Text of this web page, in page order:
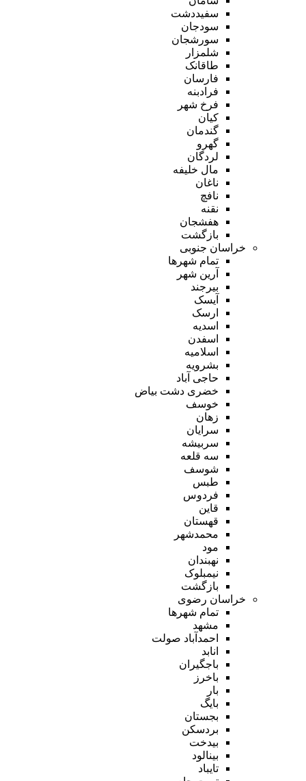
سفیددشت
سودجان
سورشجان
شلمزار
طاقانک
فارسان
فرادبنه
فرخ شهر
کیان
گندمان
گهرو
لردگان
مال خلیفه
ناغان
نافچ
نقنه
هفشجان
بازگشت
خراسان جنوبی
تمام شهر‌ها
آرین شهر
بیرجند
آیسک
ارسک
اسدیه
اسفدن
اسلامیه
بشرویه
حاجی آباد
خضری دشت بیاض
خوسف
زهان
سرایان
سربیشه
سه قلعه
شوسف
طبس
فردوس
قاین
قهستان
محمدشهر
مود
نهبندان
نیمبلوک
بازگشت
خراسان رضوی
تمام شهر‌ها
مشهد
احمدآباد صولت
انابد
باجگیران
باخرز
بار
بایگ
بجستان
بردسکن
بیدخت
بینالود
تایباد